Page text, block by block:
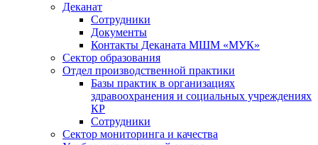
Деканат
Сотрудники
Документы
Контакты Деканата МШМ «МУК»
Сектор образования
Отдел производственной практики
Базы практик в организациях
здравоохранения и социальных учреждениях
КР
Сотрудники
Сектор мониторинга и качества